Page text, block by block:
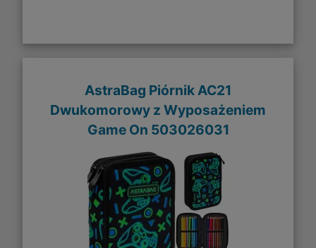
AstraBag Piórnik AC21
Dwukomorowy z Wyposażeniem
Game On 503026031